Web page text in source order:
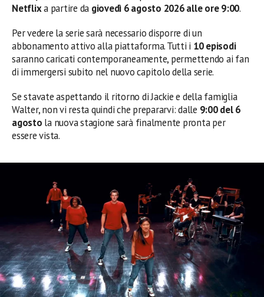
Netflixa partire da giovedì 6 agosto 2026 alle ore 9:00.
Per vedere la serie sarà necessario disporre di un
abbonamento attivo alla piattaforma. Tutti i 10 episodi
saranno caricati contemporaneamente, permettendo ai fan
di immergersi subito nel nuovo capitolo della serie.
Se stavate aspettando il ritorno di Jackie e della famiglia
Walter, non vi resta quindi che prepararvi: dalle 9:00 del 6
agosto la nuova stagione sarà finalmente pronta per
essere vista.